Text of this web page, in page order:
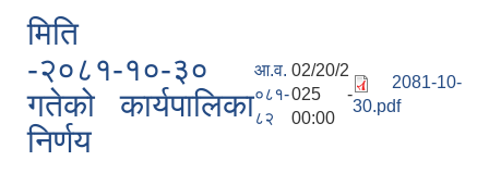
मिति
-२०८१-१०-३०
गतेको कार्यपालिका
निर्णय
आ.व.
०८१-
८२
02/20/2
025 -
00:00
2081-10-
30.pdf